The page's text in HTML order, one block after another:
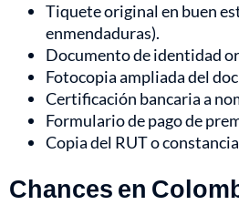
Tiquete original en buen
enmendaduras).
Documento de identidad
Fotocopia ampliada del
Certificación bancaria a
Formulario de pago de
Copia del RUT o
Chances en